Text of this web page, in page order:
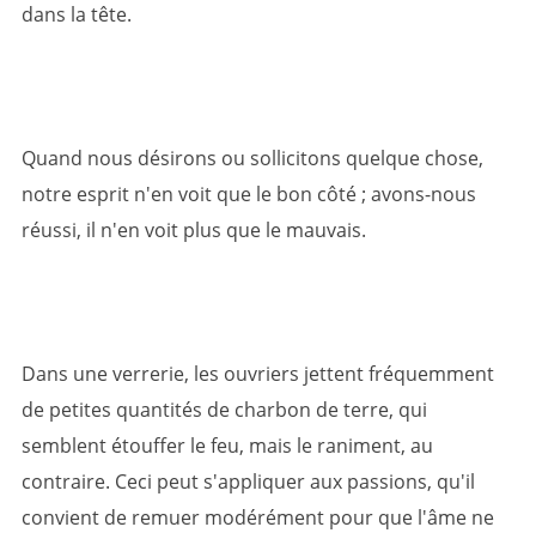
dans la tête.
Quand nous désirons ou sollicitons quelque chose,
notre esprit n'en voit que le bon côté ; avons-nous
réussi, il n'en voit plus que le mauvais.
Dans une verrerie, les ouvriers jettent fréquemment
de petites quantités de charbon de terre, qui
semblent étouffer le feu, mais le raniment, au
contraire. Ceci peut s'appliquer aux passions, qu'il
convient de remuer modérément pour que l'âme ne